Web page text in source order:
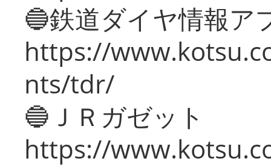
🔵鉄道ダイヤ情報ア
https://
nts/tdr/
🔵ＪＲガゼット
https://